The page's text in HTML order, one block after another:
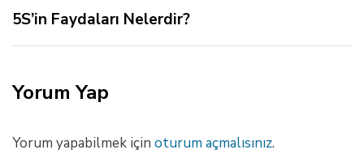
a
k
l
e
n
r
a
i
M
k
5S’in Faydaları Nelerdir?
Yorum Yap
Yorum yapabilmek için oturum açmalısınız.